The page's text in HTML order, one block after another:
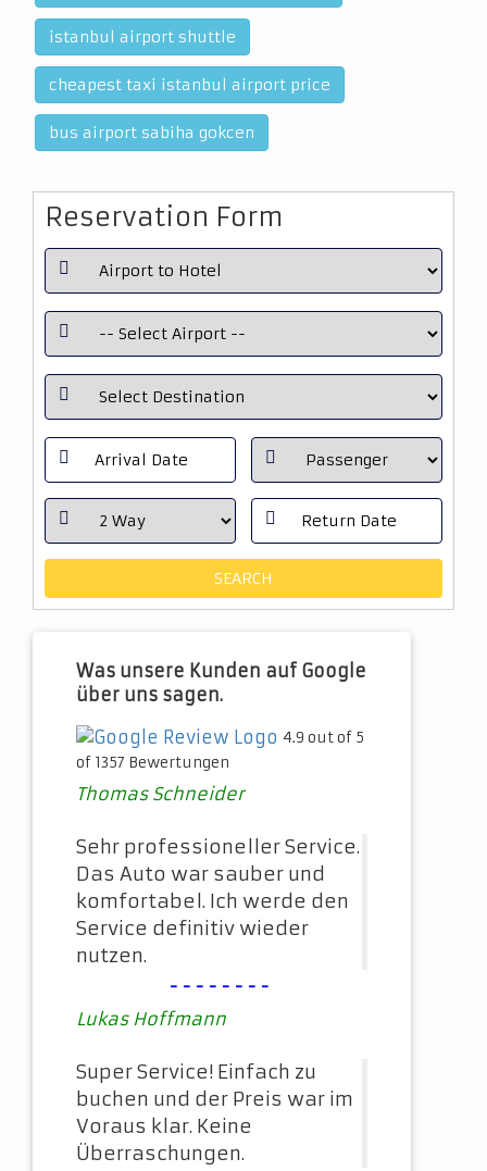
istanbul airport shuttle
cheapest taxi istanbul airport price
bus airport sabiha gokcen
Reservation Form
Was unsere Kunden auf Google
über uns sagen.
4.9 out of 5
of 1357 Bewertungen
Thomas Schneider
Sehr professioneller Service.
Das Auto war sauber und
komfortabel. Ich werde den
Service definitiv wieder
nutzen.
--------
Lukas Hoffmann
Super Service! Einfach zu
buchen und der Preis war im
Voraus klar. Keine
Überraschungen.